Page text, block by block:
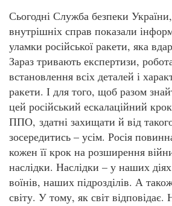
Сьогодні Служба безпеки
внутрішніх справ показали
уламки російської ракети, яка
Зараз тривають експертизи,
встановлення всіх деталей і
ракети. І для того, щоб разом
цей російський ескалаційний
ППО, здатні захищати й від
зосередитись – усім. Росія
кожен її крок на розширення
наслідки. Наслідки – у наших
воїнів, наших підрозділів. А
світу. У тому, як світ